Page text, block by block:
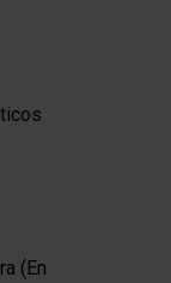
(En